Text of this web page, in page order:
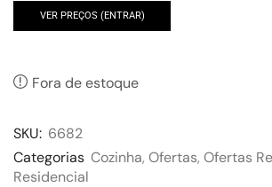
VER PREÇOS (ENTRAR)
Fora de estoque
SKU: 6682
Categorias Cozinha, Ofertas, Ofertas
Residencial